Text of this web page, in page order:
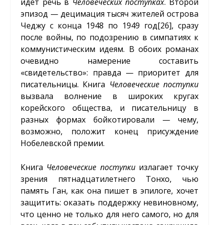
эпизод — децимация тысяч жителей острова
Чеджу с конца 1948 по 1949 год[26], сразу
после войны, по подозрению в симпатиях к
коммунистическим идеям. В обоих романах
очевидно намерение составить
«свидетельство»: правда — приоритет для
писательницы. Книга Человеческие поступки
вызвала волнение в широких кругах
корейского общества, и писательницу в
разных формах бойкотировали — чему,
возможно, положит конец присуждение
Нобелевской премии.
Книга Человеческие поступкиизлагает точку
зрения пятнадцатилетнего Тонхо, чью
память Ган, как она пишет в эпилоге, хочет
защитить: оказать поддержку невиновному,
что ценно не только для него самого, но для